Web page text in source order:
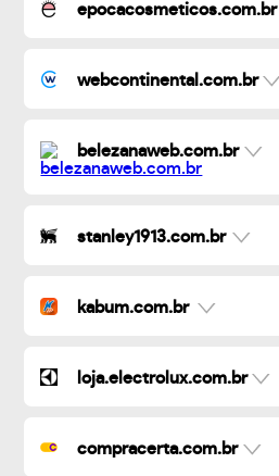
epocacosmeticos.com.br
webcontinental.com.br
belezanaweb.com.br
stanley1913.com.br
kabum.com.br
loja.electrolux.com.br
compracerta.com.br